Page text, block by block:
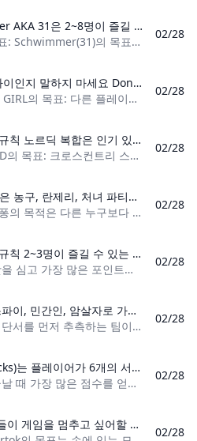
수영 (31) Schwimmer AKA 31은 2~8명이 즐길 수 있는 상업 스타일의 카드 게임입니다. 게임은 제거 방식으로 진행되므로 마지막에 서있는 플레이어가 승리합니다. 플레이어는 가능한 가장 높은 가치의 핸드를 만들기 위해 일련의 라운드를 통해 경쟁합니다. 가장 낮은 값을 가진 플레이어가 처벌을 받고 제거될 수도 있습니다.
SCHWIMMEN의 목표: Schwimmer(31)의 목표는 마지막 남은 선수가 되는 것입니다. 플레이어 수: 2~8명 재료: 수정된 52장 카드 데크, 칩
02/28
남자아이인지 여자아이인지 말하지 마세요 Don't Say Boy Or Girl은 간단하지만 플레이하기가 보기보다 훨씬 어려운, 설명이 필요 없는 게임입니다! 이 금기 게임은 손님들에게 웃음을 선사할 것입니다.
DON’T SAY BOY OR GIRL의 목표: 다른 플레이어가 “소년” 또는 “소녀"라는 금기어를 말하는 것을 잡아 최대한 많은
02/28
노르딕 복합 스포츠 규칙 노르딕 복합은 인기 있는 올림픽 스키 종목입니다. 이 재미있는 스키 이벤트의 규칙을 알아보려면 자세한 내용을 읽어보세요.
NORDIC COMBINED의 목표: 크로스컨트리 스키 경주에서 최단 시간 내에 결승선에 도달합니다. 플레이어 수: 2명 이상 재료: 점핑 스키, 크로스컨트리 스키, 크로
02/28
좋은 탁구 Bra Pong은 농구, 란제리, 처녀 파티를 모두 하나의 게임으로 혼합하는 재미있는 방법입니다. 다들 사이즈는 중요하지 않다고 말하지만, 브라는 클수록 좋습니다!
브라퐁의 목적: 브라퐁의 목적은 다른 누구보다 더 많은 탁구공을 브래지어에 넣는 것입니다. 플레이어 수: 3명 이상 재료: 브래지어, 탁구공, 점수표 게임 유형: 독
02/28
민들레 주사위 게임 규칙 2~3명이 즐길 수 있는 주사위 배치 전략 게임인 Dandelions에서 주사위를 던지고 씨앗을 바람에 날려 보내세요.
목표: 가장 많은 씨앗을 심고 가장 많은 포인트를 획득하여 게임에서 승리하세요. 플레이어 수: 2명 또는 3명 재료: 정원 카드, 건조 지우기 마커, 건조 지우기 점수 카
02/28
코드명 규칙 의심, 스파이, 민간인, 암살자로 가득한 재미있는 협력 파티 게임의 코드명입니다. 다음 게임 밤에 이 게임을 시도해 보세요!
코드명의 목적: 모든 단서를 먼저 추측하는 팀이 되는 것입니다. 플레이어 수: 4-8명 재료: 파란색 및 빨간색 요원 카드 8장, 파란색과 빨간색 이중 요원 카드 1장,
02/28
체크 무늬 수표(Checks)는 플레이어가 6개의 서로 다른 3개의 카드 손으로 시작하는 2인용 낚시 게임입니다. 플레이어는 테이블 중앙에 있는 목표 카드에 자신의 손을 맞춰야 하며, 그렇지 않으면 카드를 박탈해야 합니다. 플레이어가 플레이할 수 없기 때문에 대상 카드 더미가 늘어나서 훨씬 더 가치가 높아집니다. Go Fish를 좋아하지만 좀 더 도전적인 게임을 찾고 있다면 이 게임을 확인해 보세요.
체크 목표: 게임이 끝날 때 가장 많은 점수를 얻은 플레이어가 되세요. 플레이어 수: 2명 카드 수: 52장 게임 유형: 낚시 관객: 성인 수표 소개 Checks는 James Ya
02/28
바트 Bartok은 사람들이 게임을 멈추고 싶어할 때까지 플레이할 수 있는 재미있는 파티 스타일 카드 게임입니다. 승리 조건에 대한 규칙이 구현되지 않는 한 Bartok을 이길 방법은 없습니다.
02/28